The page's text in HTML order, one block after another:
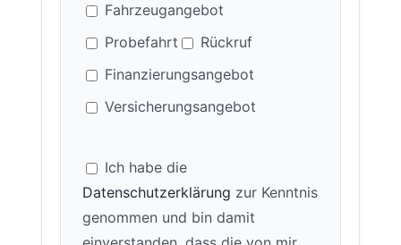
Fahrzeugangebot
Probefahrt
Rückruf
Finanzierungsangebot
Versicherungsangebot
Ich habe die
Datenschutzerklärung zur Kenntnis
genommen und bin damit